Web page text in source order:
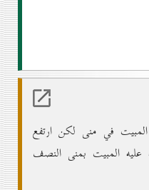
في منى لكن ارتفع
المبيت بمنى النصف